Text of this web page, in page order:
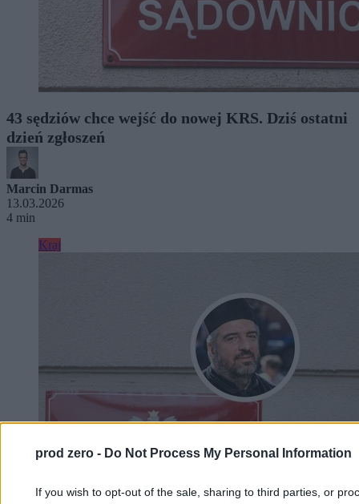
prod zero - Do Not Process My Personal Information
If you wish to opt-out of the sale, sharing to third parties, or
43 sędziów chce wejść do nowej KRS. Dziś ostatni
dzień zgłoszeń
Marcin Darmas
13.03.2026
4 min
Kraj